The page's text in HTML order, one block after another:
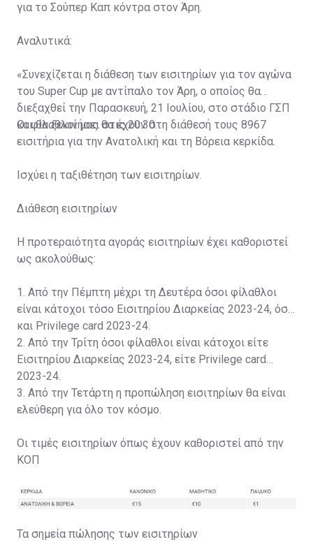
για το Σούπερ Καπ κόντρα στον Άρη.
Αναλυτικά:
«Συνεχίζεται η διάθεση των εισιτηρίων για τον αγώνα
του Super Cup με αντίπαλο τον Άρη, ο οποίος θα
διεξαχθεί την Παρασκευή, 21 Ιουλίου, στο στάδιο ΓΣΠ
και θα ξεκινήσει στις 20:30.
Οι φίλαθλοί μας θα έχουν στη διάθεσή τους 8967
εισιτήρια για την Ανατολική και τη Βόρεια κερκίδα.
Ισχύει η ταξιθέτηση των εισιτηρίων.
Διάθεση εισιτηρίων
Η προτεραιότητα αγοράς εισιτηρίων έχει καθοριστεί
ως ακολούθως:
1. Από την Πέμπτη μέχρι τη Δευτέρα όσοι φίλαθλοι
είναι κάτοχοι τόσο Εισιτηρίου Διαρκείας 2023-24, όσο
και Privilege card 2023-24.
2. Από την Τρίτη όσοι φίλαθλοι είναι κάτοχοι είτε
Εισιτηρίου Διαρκείας 2023-24, είτε Privilege card
2023-24.
3. Από την Τετάρτη η προπώληση εισιτηρίων θα είναι
ελεύθερη για όλο τον κόσμο.
Οι τιμές εισιτηρίων όπως έχουν καθοριστεί από την
ΚΟΠ
Τα σημεία πώλησης των εισιτηρίων